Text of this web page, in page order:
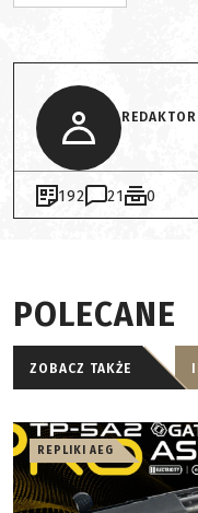
REDAKTOR
192 21 0
POLECANE
ZOBACZ TAKŻE
REPLIKI AEG